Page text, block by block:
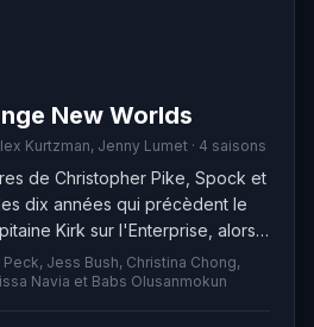
New Worlds
Kurtzman, Jenny Lumet · 4 saisons
de Christopher Pike, Spock et
dix années qui précèdent le
Kirk sur l'Enterprise, alors
de nouveaux mondes à
Jess Bush, Christina Chong,
Navia et Babs Olusanmokun